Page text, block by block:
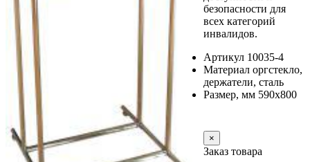
безопасности для
всех категорий
инвалидов.
Артикул 10035-4
Материал оргстекло,
держатели, сталь
Размер, мм 590х800
×
Заказ товара